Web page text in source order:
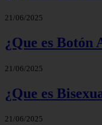
21/06/2025
¿Que es Botón
21/06/2025
¿Que es
21/06/2025